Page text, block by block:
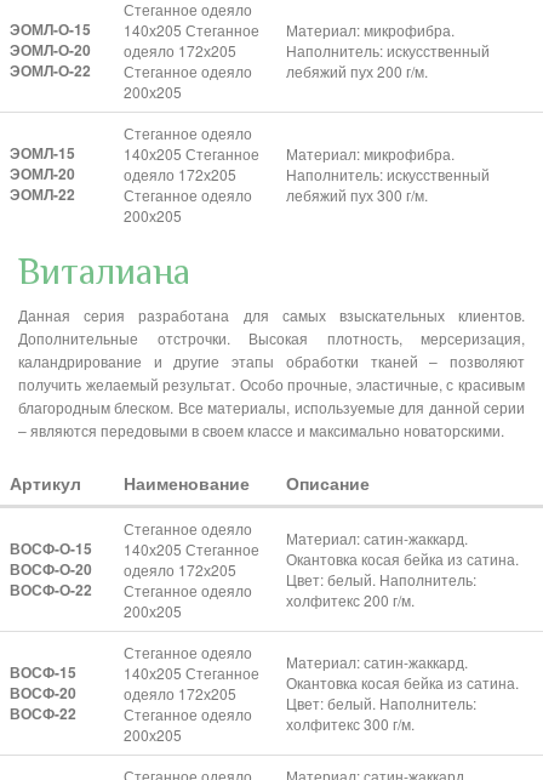
ЭОМЛ-О-15
ЭОМЛ-О-20
ЭОМЛ-О-22
Стеганное одеяло
140х205 Стеганное
одеяло 172х205
Стеганное одеяло
200х205
Материал: микрофибра.
Наполнитель: искусственный
лебяжий пух 200 г/м.
ЭОМЛ-15
ЭОМЛ-20
ЭОМЛ-22
Стеганное одеяло
140х205 Стеганное
одеяло 172х205
Стеганное одеяло
200х205
Материал: микрофибра.
Наполнитель: искусственный
лебяжий пух 300 г/м.
Виталиана
Данная серия разработана для самых взыскательных клиентов.
Дополнительные отстрочки. Высокая плотность, мерсеризация,
каландрирование и другие этапы обработки тканей – позволяют
получить желаемый результат. Особо прочные, эластичные, с красивым
благородным блеском. Все материалы, используемые для данной серии
– являются передовыми в своем классе и максимально новаторскими.
Артикул Наименование Описание
ВОСФ-О-15
ВОСФ-О-20
ВОСФ-О-22
Стеганное одеяло
140х205 Стеганное
одеяло 172х205
Стеганное одеяло
200х205
Материал: сатин-жаккард.
Окантовка косая бейка из сатина.
Цвет: белый. Наполнитель:
холфитекс 200 г/м.
ВОСФ-15
ВОСФ-20
ВОСФ-22
Стеганное одеяло
140х205 Стеганное
одеяло 172х205
Стеганное одеяло
200х205
Материал: сатин-жаккард.
Окантовка косая бейка из сатина.
Цвет: белый. Наполнитель:
холфитекс 300 г/м.
Стеганное одеяло Материал: сатин-жаккард.